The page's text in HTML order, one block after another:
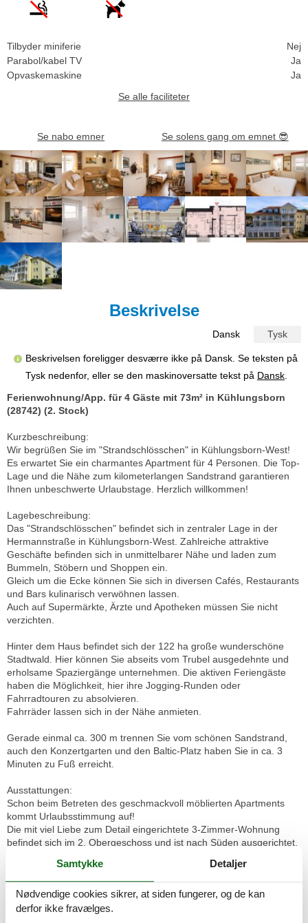
Tilbyder miniferie
Nej
Parabol/kabel TV
Ja
Opvaskemaskine
Ja
Se alle faciliteter
Se nabo emner Se solens gang om emnet 😎
Beskrivelse
Dansk Tysk
Beskrivelsen foreligger desværre ikke på Dansk. Se teksten på
Tysk nedenfor, eller se den maskinoversatte tekst på Dansk
Ferienwohnung/App. für 4 Gäste mit 73m² in Kühlungsborn
(28742) (2. Stock)
Kurzbeschreibung:
Wir begrüßen Sie im "Strandschlösschen" in Kühlungsborn-West!
Es erwartet Sie ein charmantes Apartment für 4 Personen. Die Top-
Lage und die Nähe zum kilometerlangen Sandstrand garantieren
Ihnen unbeschwerte Urlaubstage. Herzlich willkommen!
Lagebeschreibung:
Das "Strandschlösschen" befindet sich in zentraler Lage in der
Hermannstraße in Kühlungsborn-West. Zahlreiche attraktive
Geschäfte befinden sich in unmittelbarer Nähe und laden zum
Bummeln, Stöbern und Shoppen ein.
Gleich um die Ecke können Sie sich in diversen Cafés, Restaurants
und Bars kulinarisch verwöhnen lassen.
Auch auf Supermärkte, Ärzte und Apotheken müssen Sie nicht
verzichten.
Hinter dem Haus befindet sich der 122 ha große wunderschöne
Stadtwald. Hier können Sie abseits vom Trubel ausgedehnte und
erholsame Spaziergänge unternehmen. Die aktiven Feriengäste
haben die Möglichkeit, hier ihre Jogging-Runden oder
Fahrradtouren zu absolvieren.
Fahrräder lassen sich in der Nähe anmieten.
Gerade einmal ca. 300 m trennen Sie vom schönen Sandstrand,
auch den Konzertgarten und den Baltic-Platz haben Sie in ca. 3
Minuten zu Fuß erreicht.
Ausstattungen:
Schon beim Betreten des geschmackvoll möblierten Apartments
kommt Urlaubsstimmung auf!
Die mit viel Liebe zum Detail eingerichtete 3-Zimmer-Wohnung
befindet sich im 2. Obergeschoss und ist nach Süden ausgerichtet.
Im Wohnbereich finden Sie auf der Doppel- und der Dreiercouch
sowie auf dem Sessel ausreichend Platz für gemütliche Abende.
Ein großes Fernsehgerät sowie DVD-und CD Spieler sorgen für
Ihre abendliche Unterhaltung. Eine große Auswahl an DVDs und
Samtykke Detaljer
Nødvendige cookies sikrer, at siden fungerer, og de kan
derfor ikke fravælges.